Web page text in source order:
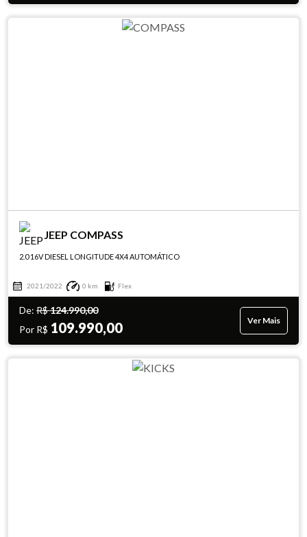
JEEP COMPASS
2.0 16V DIESEL LONGITUDE 4X4 AUTOMÁTICO
2021/2022 0 km Flex
De: R$124.990,00
Por R$ 109.990,00 Ver Mais